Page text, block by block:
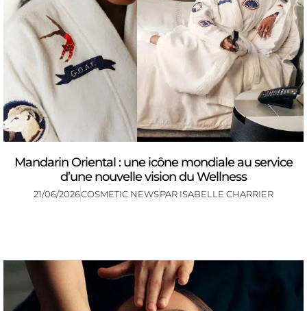
Mandarin Oriental : une icône mondiale au service
d’une nouvelle vision du Wellness
21/06/2026COSMETIC NEWSPAR ISABELLE CHARRIER